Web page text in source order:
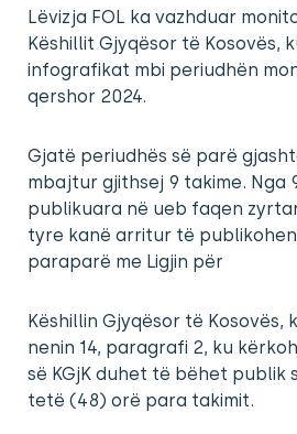
Lëvizja FOL ka vazhduar
Këshillit Gjyqësor të Kosovës,
infografikat mbi periudhën
qershor 2024.
Gjatë periudhës së parë
mbajtur gjithsej 9 takime. Nga
publikuara në ueb faqen
tyre kanë arritur të
paraparë me Ligjin për
Këshillin Gjyqësor të Kosovës,
nenin 14, paragrafi 2, ku
së KGjK duhet të bëhet publik
tetë (48) orë para takimit.